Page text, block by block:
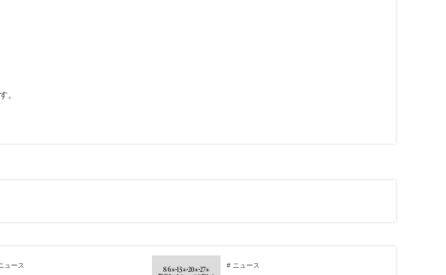
。
ュース ニュース